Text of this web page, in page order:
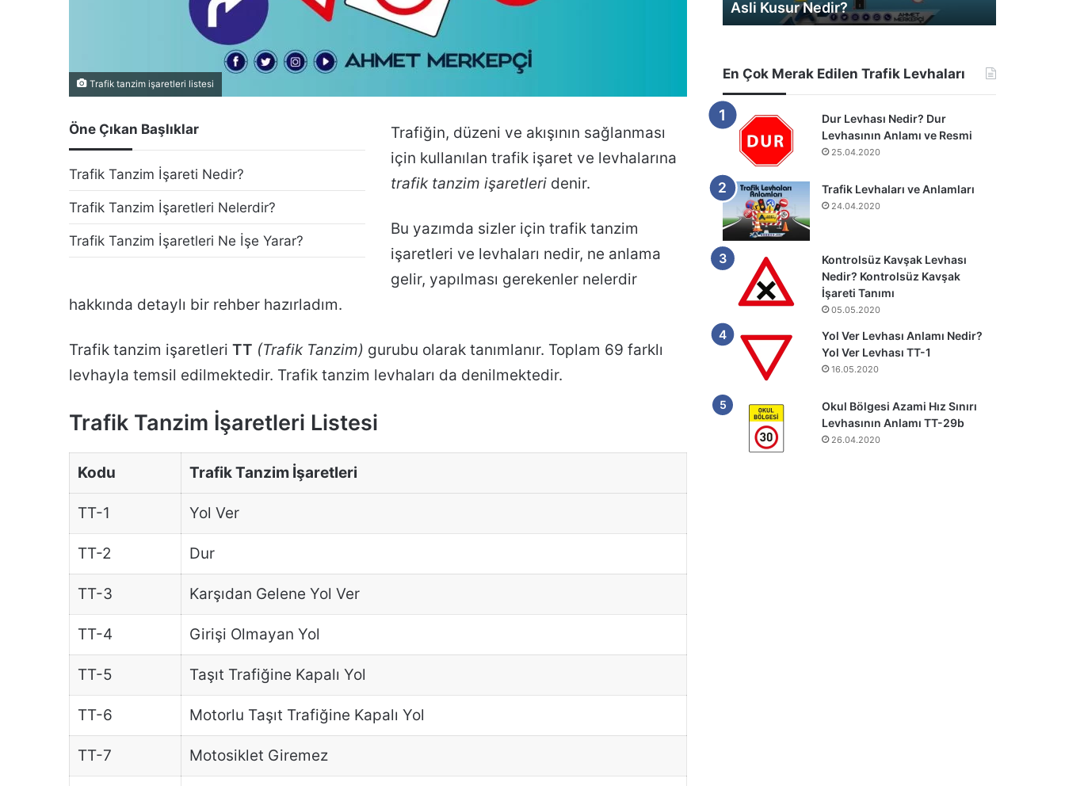
Trafik tanzim işaretleri listesi
Öne Çıkan Başlıklar
Trafik Tanzim İşareti Nedir?
Trafik Tanzim İşaretleri Nelerdir?
Trafik Tanzim İşaretleri Ne İşe Yarar?
Trafiğin, düzeni ve akışının sağlanması
için kullanılan trafik işaret ve levhalarına
trafik tanzim işaretleridenir.
Bu yazımda sizler için trafik tanzim
işaretleri ve levhaları nedir, ne anlama
gelir, yapılması gerekenler nelerdir
hakkında detaylı bir rehber hazırladım.
Trafik tanzim işaretleri TT (Trafik Tanzim) gurubu olarak tanımlanır. Toplam 69 farklı
levhayla temsil edilmektedir. Trafik tanzim levhaları da denilmektedir.
Trafik Tanzim İşaretleri Listesi
Kodu Trafik Tanzim İşaretleri
TT-1 Yol Ver
TT-2 Dur
TT-3 Karşıdan Gelene Yol Ver
TT-4 Girişi Olmayan Yol
TT-5 Taşıt Trafiğine Kapalı Yol
TT-6 Motorlu Taşıt Trafiğine Kapalı Yol
TT-7 Motosiklet Giremez
Kusur Oranı İtirazı Tali Kusur Nedir? Asli Kusur Nedir?
En Çok Merak Edilen Trafik Levhaları
Dur Levhası Nedir? Dur
Levhasının Anlamı ve Resmi
25.04.2020
Trafik Levhaları ve Anlamları
24.04.2020
Kontrolsüz Kavşak Levhası
Nedir? Kontrolsüz Kavşak
İşareti Tanımı
05.05.2020
Yol Ver Levhası Anlamı Nedir?
Yol Ver Levhası TT-1
16.05.2020
Okul Bölgesi Azami Hız Sınırı
Levhasının Anlamı TT-29b
26.04.2020